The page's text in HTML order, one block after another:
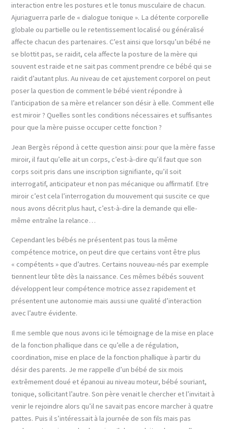
interaction entre les postures et le tonus musculaire de chacun.
Ajuriaguerra parle de « dialogue tonique ». La détente corporelle
globale ou partielle ou le retentissement localisé ou généralisé
affecte chacun des partenaires. C’est ainsi que lorsqu’un bébé ne
se blottit pas, se raidit, cela affecte la posture de la mère qui
souvent est raide et ne sait pas comment prendre ce bébé qui se
raidit d’autant plus. Au niveau de cet ajustement corporel on peut
poser la question de comment le bébé vient répondre à
l’anticipation de sa mère et relancer son désir à elle. Comment elle
est miroir ? Quelles sont les conditions nécessaires et suffisantes
pour que la mère puisse occuper cette fonction ?
Jean Bergès répond à cette question ainsi: pour que la mère fasse
miroir, il faut qu’elle ait un corps, c’est-à-dire qu’il faut que son
corps soit pris dans une inscription signifiante, qu’il soit
interrogatif, anticipateur et non pas mécanique ou affirmatif. Etre
miroir c’est cela l’interrogation du mouvement qui suscite ce que
nous avons décrit plus haut, c’est-à-dire la demande qui elle-
même entraîne la relance…
Cependant les bébés ne présentent pas tous la même
compétence motrice, on peut dire que certains vont être plus
« compétents » que d’autres. Certains nouveau-nés par exemple
tiennent leur tête dès la naissance. Ces mêmes bébés souvent
développent leur compétence motrice assez rapidement et
présentent une autonomie mais aussi une qualité d’interaction
avec l’autre évidente.
Il me semble que nous avons ici le témoignage de la mise en place
de la fonction phallique dans ce qu’elle a de régulation,
coordination, mise en place de la fonction phallique à partir du
désir des parents. Je me rappelle d’un bébé de six mois
extrêmement doué et épanoui au niveau moteur, bébé souriant,
tonique, sollicitant l’autre. Son père venait le chercher et l’invitait à
venir le rejoindre alors qu’il ne savait pas encore marcher à quatre
pattes. Puis il s’intéressait à la journée de son fils mais pas